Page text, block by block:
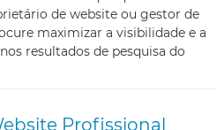
de website ou gestor de
maximizar a visibilidade e a
resultados de pesquisa do
Profissional